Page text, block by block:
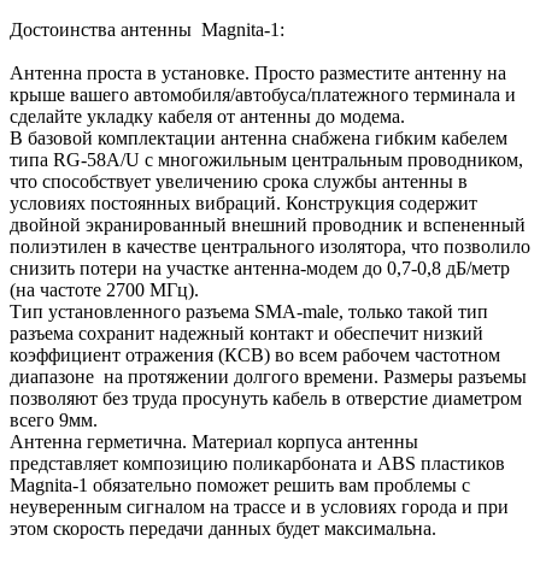
Достоинства антенны Magnita-1:
Антенна проста в установке. Просто разместите антенну на
крыше вашего автомобиля/автобуса/платежного терминала и
сделайте укладку кабеля от антенны до модема.
В базовой комплектации антенна снабжена гибким кабелем
типа RG-58A/U с многожильным центральным проводником,
что способствует увеличению срока службы антенны в
условиях постоянных вибраций. Конструкция содержит
двойной экранированный внешний проводник и вспененный
полиэтилен в качестве центрального изолятора, что позволило
снизить потери на участке антенна-модем до 0,7-0,8 дБ/метр
(на частоте 2700 МГц).
Тип установленного разъема SMA-male, только такой тип
разъема сохранит надежный контакт и обеспечит низкий
коэффициент отражения (КСВ) во всем рабочем частотном
диапазоне на протяжении долгого времени. Размеры разъемы
позволяют без труда просунуть кабель в отверстие диаметром
всего 9мм.
Антенна герметична. Материал корпуса антенны
представляет композицию поликарбоната и ABS пластиков
Magnita-1 обязательно поможет решить вам проблемы с
неуверенным сигналом на трассе и в условиях города и при
этом скорость передачи данных будет максимальна.